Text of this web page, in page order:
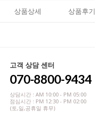
상품상세 상품후기
고객 상담 센터
070-8800-9434
상담시간 : AM 10:00 - PM 05:00
점심시간 : PM 12:30 - PM 02:00
(토,일,공휴일 휴무)